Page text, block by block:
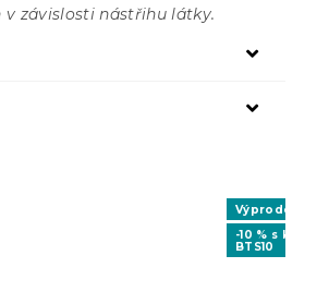
závislosti nástřihu látky.
Výprodej
-10 % s
BTS10